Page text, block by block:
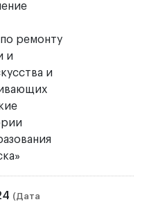
ремонту
и
и
(Дата